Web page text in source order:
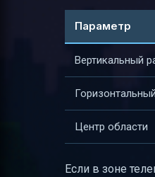
Параметр
Вертикальный
Центр области
Если в зоне